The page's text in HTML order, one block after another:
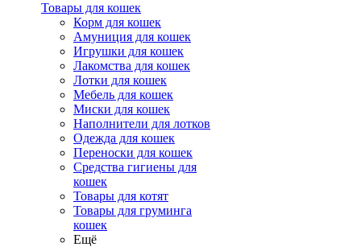
Товары для кошек
Корм для кошек
Амуниция для кошек
Игрушки для кошек
Лакомства для кошек
Лотки для кошек
Мебель для кошек
Миски для кошек
Наполнители для лотков
Одежда для кошек
Переноски для кошек
Средства гигиены для
кошек
Товары для котят
Товары для груминга
кошек
Ещё